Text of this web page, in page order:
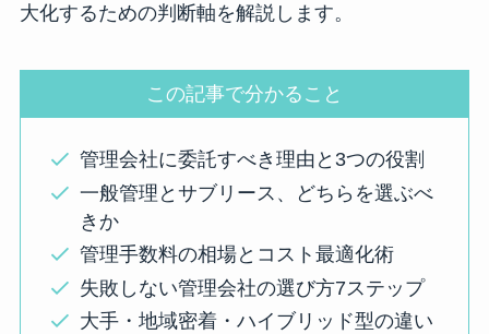
大化するための判断軸を解説します。
この記事で分かること
管理会社に委託すべき理由と3つの役割
一般管理とサブリース、どちらを選ぶべ
きか
管理手数料の相場とコスト最適化術
失敗しない管理会社の選び方7ステップ
大手・地域密着・ハイブリッド型の違い